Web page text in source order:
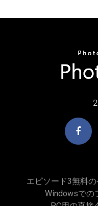
エピソード3無料
Windowsでの